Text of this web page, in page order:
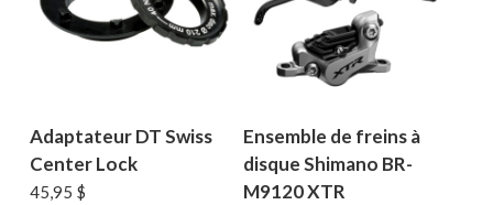
Adaptateur DT Swiss
Center Lock
45,95 $
Ensemble de freins à
disque Shimano BR-
M9120 XTR